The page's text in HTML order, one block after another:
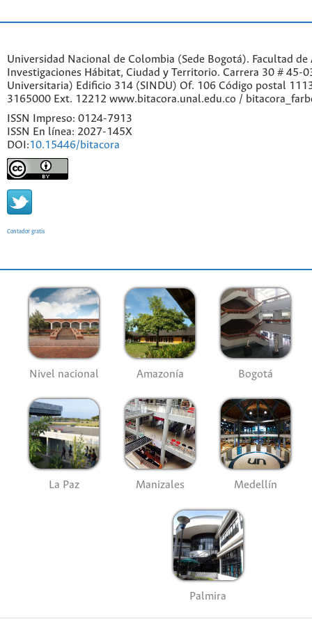
Universidad Nacional de Colombia (Sede Bogotá). Facultad
Investigaciones Hábitat, Ciudad y Territorio. Carrera 30 # 45-
Universitaria) Edificio 314 (SINDU) Of. 106 Código postal
3165000 Ext. 12212 www.bitacora.unal.edu.co /
ISSN Impreso: 0124-7913
ISSN En línea: 2027-145X
DOI:10.15446/bitacora
Contador gratis
Nivel nacional Amazonía Bogotá
La Paz Manizales Medellín
Palmira